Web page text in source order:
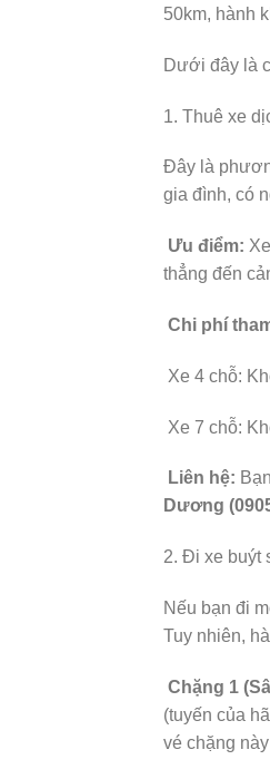
50km, hành
Dưới đây là
1. Thuê xe
Đây là
gia đình, có
Ưu điểm:
thẳng đến
Chi phí
Xe 4 chỗ:
Xe 7 chỗ:
Liên hệ:
Dương
2. Đi xe buýt
Nếu bạn đi
Tuy nhiên,
Chặng 1
(tuyến của
vé chặng